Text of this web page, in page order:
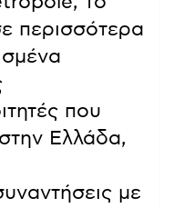
περισσότερα
που
Ελλάδα,
με